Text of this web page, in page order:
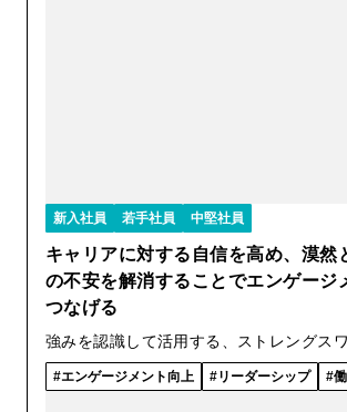
新入社員 若手社員 中堅社員
キャリアに対する自信を高め、漠然
の不安を解消することでエンゲージ
つなげる
強みを認識して活用する、ストレングス
エンゲージメント向上 リーダーシップ